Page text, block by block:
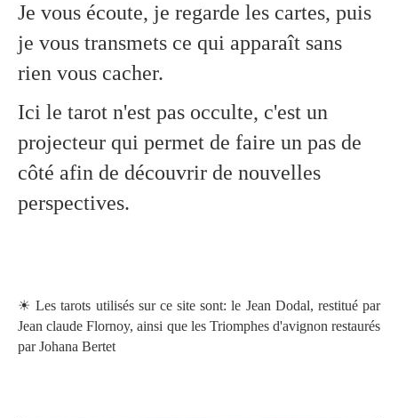
Je vous écoute, je regarde les cartes, puis
je vous transmets ce qui apparaît sans
rien vous cacher.
Ici le tarot n'est pas occulte, c'est un
projecteur qui permet de faire un pas de
côté afin de découvrir de nouvelles
perspectives.
☀ Les tarots utilisés sur ce site sont: le Jean Dodal, restitué par
Jean claude Flornoy, ainsi que les Triomphes d'avignon restaurés
par Johana Bertet